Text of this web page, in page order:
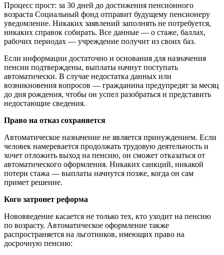
Процесс прост: за 30 дней до достижения пенсионного
возраста Социальный фонд отправит будущему пенсионеру
уведомление. Никаких заявлений заполнять не потребуется,
никаких справок собирать. Все данные — о стаже, баллах,
рабочих периодах — учреждение получит из своих баз.
Если информации достаточно и основания для назначения
пенсии подтверждены, выплаты начнут поступать
автоматически. В случае недостатка данных или
возникновения вопросов — гражданина предупредят за месяц
до дня рождения, чтобы он успел разобраться и представить
недостающие сведения.
Право на отказ сохраняется
Автоматическое назначение не является принуждением. Если
человек намеревается продолжать трудовую деятельность и
хочет отложить выход на пенсию, он сможет отказаться от
автоматического оформления. Никаких санкций, никакой
потери стажа — выплаты начнутся позже, когда он сам
примет решение.
Кого затронет реформа
Нововведение касается не только тех, кто уходит на пенсию
по возрасту. Автоматическое оформление также
распространяется на льготников, имеющих право на
досрочную пенсию: